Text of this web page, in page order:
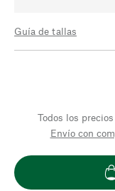
Guía de tallas
Todos los
Envío con